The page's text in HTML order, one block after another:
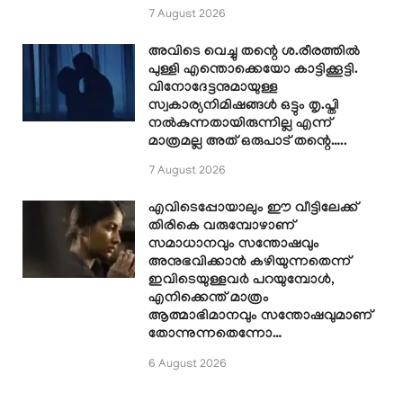
7 August 2026
അവിടെ വെച്ചു തന്റെ ശ.രീരത്തിൽ
പുള്ളി എന്തൊക്കെയോ കാട്ടിക്കൂട്ടി.
വിനോദേട്ടനുമായുള്ള
സ്വകാര്യനിമിഷങ്ങൾ ഒട്ടും തൃ.പ്തി
നൽകുന്നതായിരുന്നില്ല എന്ന്
മാത്രമല്ല അത് ഒരുപാട് തന്റെ…..
7 August 2026
എവിടെപ്പോയാലും ഈ വീട്ടിലേക്ക്
തിരികെ വരുമ്പോഴാണ്
സമാധാനവും സന്തോഷവും
അനുഭവിക്കാൻ കഴിയുന്നതെന്ന്
ഇവിടെയുള്ളവർ പറയുമ്പോൾ,
എനിക്കെന്ത് മാത്രം
ആത്മാഭിമാനവും സന്തോഷവുമാണ്
തോന്നുന്നതെന്നോ…
6 August 2026